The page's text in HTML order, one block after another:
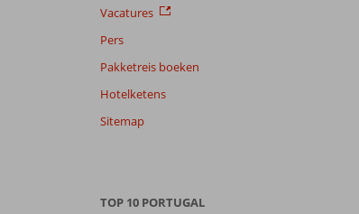
Vacatures
Pers
Pakketreis boeken
Hotelketens
Sitemap
TOP 10 PORTUGAL